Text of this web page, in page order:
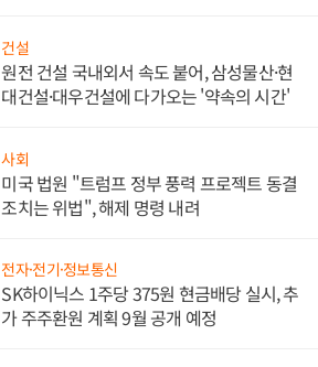
건설
원전 건설 국내외서 속도 붙어, 삼성물산·현
대건설·대우건설에 다가오는 '약속의 시간'
사회
미국 법원 "트럼프 정부 풍력 프로젝트 동결
조치는 위법", 해제 명령 내려
전자·전기·정보통신
SK하이닉스 1주당 375원 현금배당 실시, 추
가 주주환원 계획 9월 공개 예정